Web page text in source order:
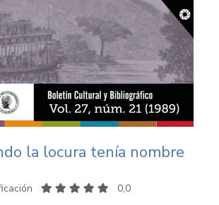
la locura tenía nombre
0,0